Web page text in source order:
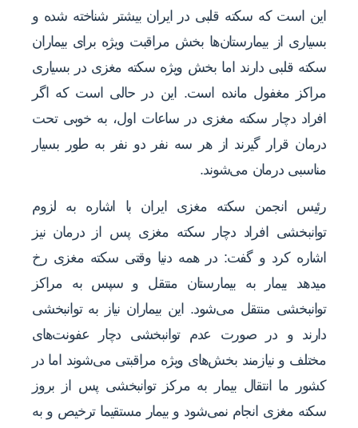
این است که سکته قلبی در ایران بیشتر شناخته شده و
بسیاری از بیمارستان‌ها بخش مراقبت ویژه برای بیماران
سکته قلبی دارند اما بخش ویژه سکته مغزی در بسیاری
مراکز مغفول مانده است. این در حالی است که اگر
افراد دچار سکته مغزی در ساعات اول، به خوبی تحت
درمان قرار گیرند از هر سه نفر دو نفر به طور بسیار
مناسبی درمان می‌شوند.
رئیس انجمن سکته مغزی ایران با اشاره به لزوم
توانبخشی افراد دچار سکته مغزی پس از درمان نیز
اشاره کرد و گفت: در همه دنیا وقتی سکته مغزی رخ
میدهد بیمار به بیمارستان منتقل و سپس به مراکز
توانبخشی منتقل می‌شود. این بیماران نیاز به توانبخشی
دارند و در صورت عدم توانبخشی دچار عفونت‌های
مختلف و نیازمند بخش‌های ویژه مراقبتی می‌شوند اما در
کشور ما انتقال بیمار به مرکز توانبخشی پس از بروز
سکته مغزی انجام نمی‌شود و بیمار مستقیما ترخیص و به